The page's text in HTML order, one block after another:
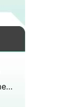
Hvordan bli kvitt en hodepine med en Orange